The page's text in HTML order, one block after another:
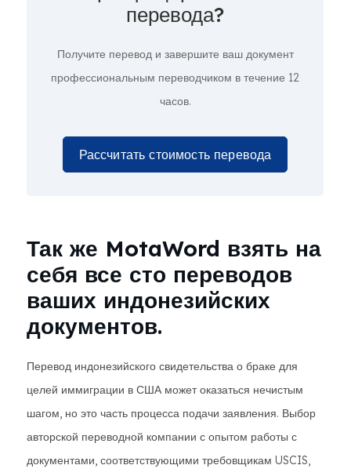
перевода?
Получите перевод и завершите ваш документ
профессиональным переводчиком в течение 12
часов.
Рассчитать стоимость перевода
Так же MotaWord взять на
себя все сто переводов
ваших индонезийских
документов.
Перевод индонезийского свидетельства о браке для
целей иммиграции в США может оказаться нечистым
шагом, но это часть процесса подачи заявления. Выбор
авторской переводной компании с опытом работы с
документами, соответствующими требовщикам USCIS,